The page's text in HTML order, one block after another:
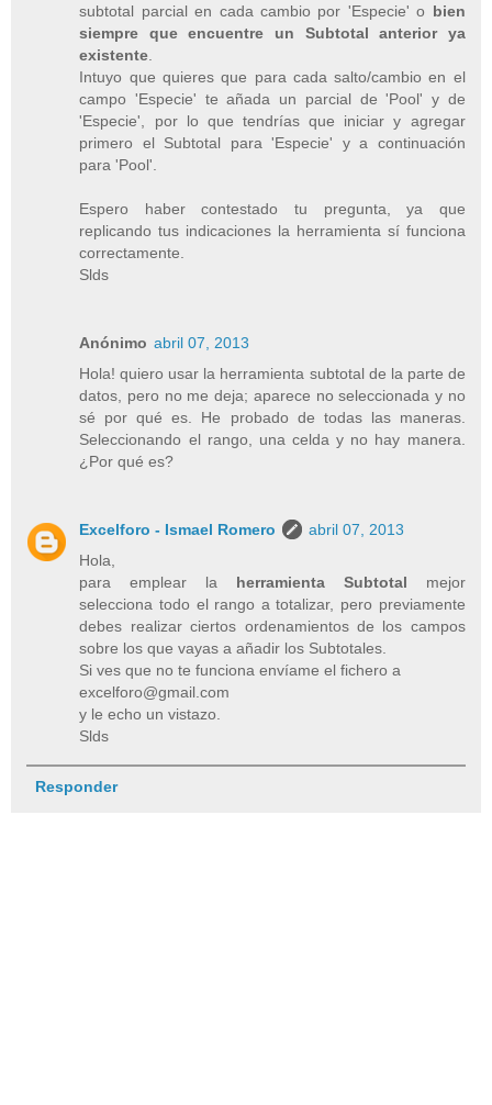
subtotal parcial en cada cambio por 'Especie' o bien
siempre que encuentre un Subtotal anterior ya
existente.
Intuyo que quieres que para cada salto/cambio en el
campo 'Especie' te añada un parcial de 'Pool' y de
'Especie', por lo que tendrías que iniciar y agregar
primero el Subtotal para 'Especie' y a continuación
para 'Pool'.
Espero haber contestado tu pregunta, ya que
replicando tus indicaciones la herramienta sí funciona
correctamente.
Slds
Anónimo abril 07, 2013
Hola! quiero usar la herramienta subtotal de la parte de
datos, pero no me deja; aparece no seleccionada y no
sé por qué es. He probado de todas las maneras.
Seleccionando el rango, una celda y no hay manera.
¿Por qué es?
Excelforo - Ismael Romero
abril 07, 2013
Hola,
para emplear la herramienta Subtotal mejor
selecciona todo el rango a totalizar, pero previamente
debes realizar ciertos ordenamientos de los campos
sobre los que vayas a añadir los Subtotales.
Si ves que no te funciona envíame el fichero a
excelforo@gmail.com
y le echo un vistazo.
Slds
Responder